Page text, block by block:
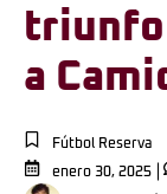
a
Fútbol Reserva
enero 30, 2025